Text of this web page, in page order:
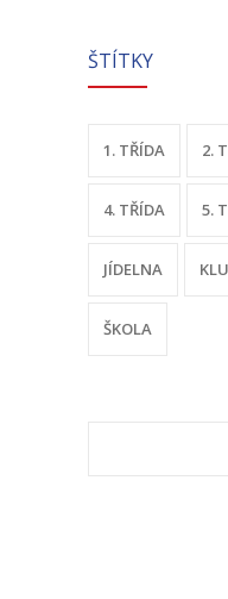
-- Volná místa
-- Dotační
---- Posilovna
ŠTÍTKY
1. TŘÍDA 2.
4. TŘÍDA 5.
JÍDELNA
ŠKOLA